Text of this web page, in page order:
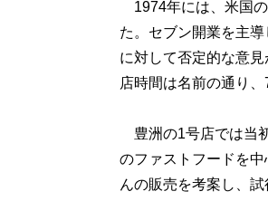
1974年には、米国の
た。セブン開業を主
に対して否定的な意
店時間は名前の通り、
豊洲の1号店では当
のファストフードを
んの販売を考案し、